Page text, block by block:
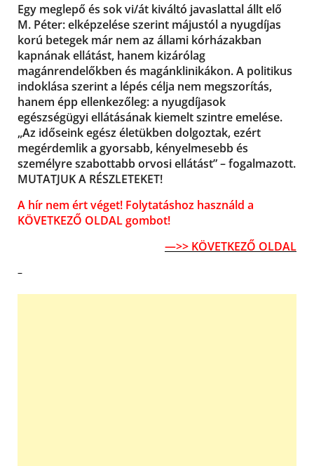
Egy meglepő és sok vi/át kiváltó javaslattal állt elő
M. Péter: elképzelése szerint májustól a nyugdíjas
korú betegek már nem az állami kórházakban
kapnának ellátást, hanem kizárólag
magánrendelőkben és magánklinikákon. A politikus
indoklása szerint a lépés célja nem megszorítás,
hanem épp ellenkezőleg: a nyugdíjasok
egészségügyi ellátásának kiemelt szintre emelése.
„Az időseink egész életükben dolgoztak, ezért
megérdemlik a gyorsabb, kényelmesebb és
személyre szabottabb orvosi ellátást” – fogalmazott.
MUTATJUK A RÉSZLETEKET!
A hír nem ért véget! Folytatáshoz használd a
KÖVETKEZŐ OLDAL gombot!
—>> KÖVETKEZŐ OLDAL
–